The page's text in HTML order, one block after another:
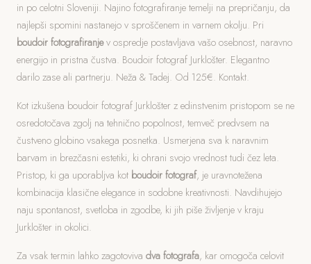
in po celotni Sloveniji. Najino fotografiranje temelji na prepričanju, da
najlepši spomini nastanejo v sproščenem in varnem okolju. Pri
boudoir fotografiranjev ospredje postavljava vašo osebnost, naravno
energijo in pristna čustva. Boudoir fotograf Jurklošter. Elegantno
darilo zase ali partnerju. Neža & Tadej. Od 125€. Kontakt.
Kot izkušena boudoir fotograf Jurklošter z edinstvenim pristopom se ne
osredotočava zgolj na tehnično popolnost, temveč predvsem na
čustveno globino vsakega posnetka. Usmerjena sva k naravnim
barvam in brezčasni estetiki, ki ohrani svojo vrednost tudi čez leta.
Pristop, ki ga uporabljva kot boudoir fotograf, je uravnotežena
kombinacija klasične elegance in sodobne kreativnosti. Navdihujejo
naju spontanost, svetloba in zgodbe, ki jih piše življenje v kraju
Jurklošter in okolici.
Za vsak termin lahko zagotoviva dva fotografa, kar omogoča celovit